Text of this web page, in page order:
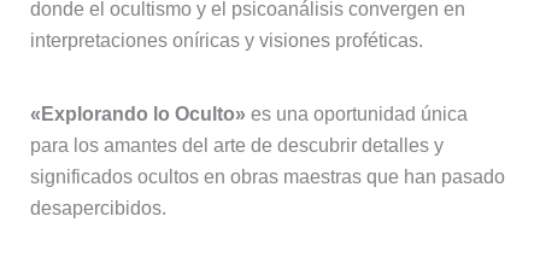
donde el ocultismo y el psicoanálisis convergen en
interpretaciones oníricas y visiones proféticas.
«Explorando lo Oculto» es una oportunidad única
para los amantes del arte de descubrir detalles y
significados ocultos en obras maestras que han pasado
desapercibidos.